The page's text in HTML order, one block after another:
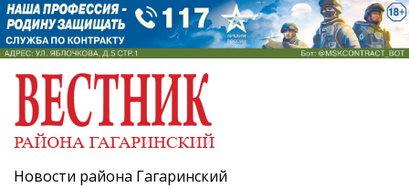
Новости района Гагаринский